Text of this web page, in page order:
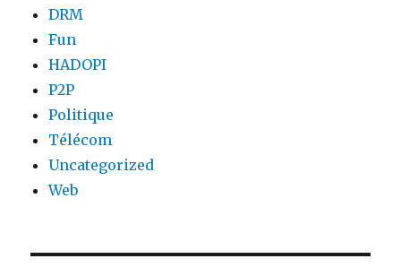
DRM
Fun
HADOPI
P2P
Politique
Télécom
Uncategorized
Web